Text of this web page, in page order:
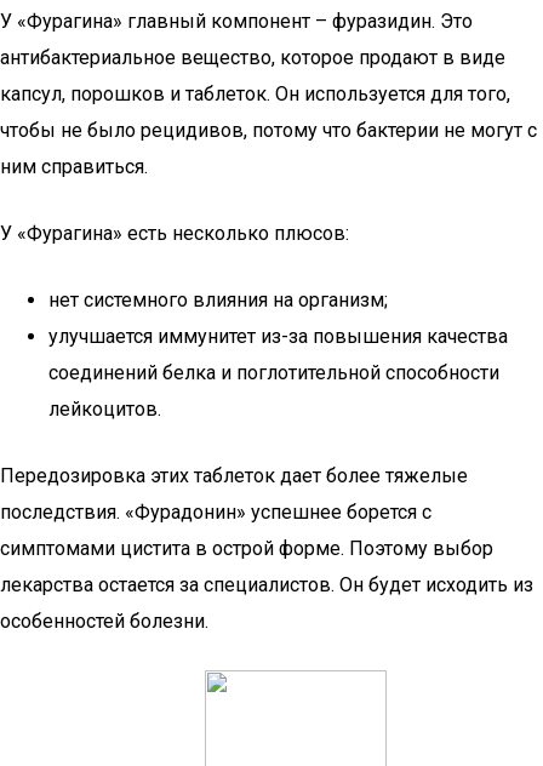
У «Фурагина» главный компонент – фуразидин. Это
антибактериальное вещество, которое продают в виде
капсул, порошков и таблеток. Он используется для того,
чтобы не было рецидивов, потому что бактерии не могут с
ним справиться.
У «Фурагина» есть несколько плюсов:
нет системного влияния на организм;
улучшается иммунитет из-за повышения качества
соединений белка и поглотительной способности
лейкоцитов.
Передозировка этих таблеток дает более тяжелые
последствия. «Фурадонин» успешнее борется с
симптомами цистита в острой форме. Поэтому выбор
лекарства остается за специалистов. Он будет исходить из
особенностей болезни.